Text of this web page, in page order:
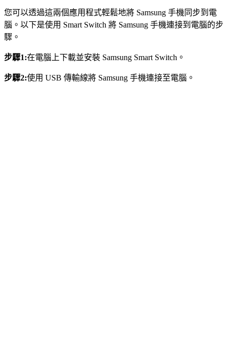
您可以透過這兩個應用程式輕鬆地將 Samsung 手機同步到電
腦。以下是使用 Smart Switch 將 Samsung 手機連接到電腦的步
驟。
步驟1:在電腦上下載並安裝 Samsung Smart Switch。
步驟2:使用 USB 傳輸線將 Samsung 手機連接至電腦。